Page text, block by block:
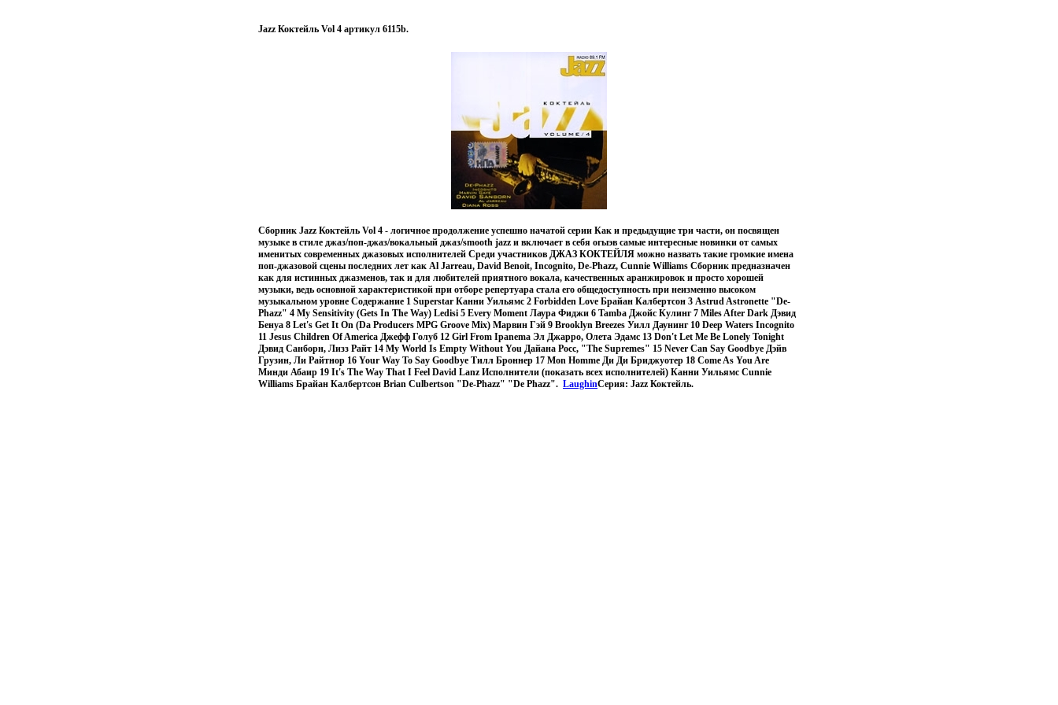
Jazz Коктейль Vol 4 артикул 6115b.
Сборник Jazz Коктейль Vol 4 - логичное продолжение успешно начатой серии Как и предыдущие три части, он посвящен
музыке в стиле джаз/поп-джаз/вокальный джаз/smooth jazz и включает в себя огыэв самые интересные новинки от самых
именитых современных джазовых исполнителей Среди участников ДЖАЗ КОКТЕЙЛЯ можно назвать такие громкие имена
поп-джазовой сцены последних лет как Al Jarreau, David Benoit, Incognito, De-Phazz, Cunnie Williams Сборник предназначен
как для истинных джазменов, так и для любителей приятного вокала, качественных аранжировок и просто хорошей
музыки, ведь основной характеристикой при отборе репертуара стала его общедоступность при неизменно высоком
музыкальном уровне Содержание 1 Superstar Канни Уильямс 2 Forbidden Love Брайан Калбертсон 3 Astrud Astronette "De-
Phazz" 4 My Sensitivity (Gets In The Way) Ledisi 5 Every Moment Лаура Фиджи 6 Tamba Джойс Кулинг 7 Miles After Dark Дэвид
Бенуа 8 Let's Get It On (Da Producers MPG Groove Mix) Марвин Гэй 9 Brooklyn Breezes Уилл Даунинг 10 Deep Waters Incognito
11 Jesus Children Of America Джефф Голуб 12 Girl From Ipanema Эл Джарро, Олета Эдамс 13 Don't Let Me Be Lonely Tonight
Дэвид Санборн, Лизз Райт 14 My World Is Empty Without You Дайана Росс, "The Supremes" 15 Never Can Say Goodbye Дэйв
Грузин, Ли Райтнор 16 Your Way To Say Goodbye Тилл Броннер 17 Mon Homme Ди Ди Бриджуотер 18 Come As You Are
Минди Абаир 19 It's The Way That I Feel David Lanz Исполнители (показать всех исполнителей) Канни Уильямс Cunnie
Williams Брайан Калбертсон Brian Culbertson "De-Phazz" "De Phazz". LaughinСерия: Jazz Коктейль.